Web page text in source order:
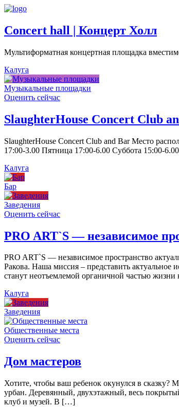
Concert hall | Концерт Холл
Мультиформатная концертная площадка
Калуга
Музыкальные площадки
Оценить сейчас
SlaughterHouse Concert Club
SlaughterHouse Concert Club and Bar Место
17:00-3.00 Пятница 17:00-6.00 Суббота 15:00-
Калуга
Бар
Заведения
Оценить сейчас
PRO ART`S — независимое
PRO ART`S — независимое пространство
Ракова. Наша миссия – представить актуальное
станут неотъемлемой органичной частью
Калуга
Заведения
Общественные места
Оценить сейчас
Дом мастеров
Хотите, чтобы ваш ребенок окунулся в сказку?
урбан. Деревянный, двухэтажный, весь
клуб и музей. В […]